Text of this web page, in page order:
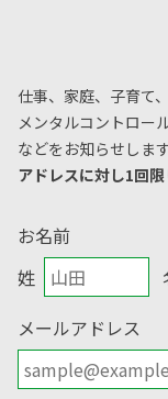
仕事、家庭、子育て
メンタルコントロー
などをお知らせします
アドレスに対し1回限
お名前
姓
メールアドレス